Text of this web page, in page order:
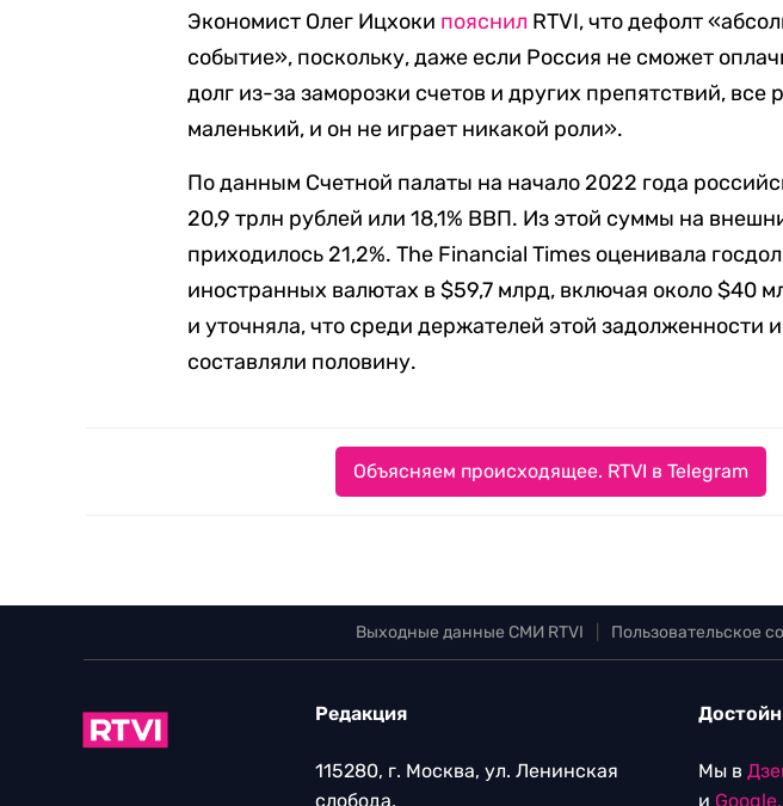
Экономист Олег Ицхоки пояснил RTVI, что дефолт
событие», поскольку, даже если Россия не сможет
долг из-за заморозки счетов и других препятствий, все
маленький, и он не играет никакой роли».
По данным Счетной палаты на начало 2022 года
20,9 трлн рублей или 18,1% ВВП. Из этой суммы на
приходилось 21,2%. The Financial Times оценивала
иностранных валютах в $59,7 млрд, включая около $40
и уточняла, что среди держателей этой задолженности
составляли половину.
Объясняем происходящее. RTVI в Telegram
Выходные данные СМИ RTVI Пользовательское
Редакция
115280, г. Москва, ул. Ленинская
слобода,
Мы в
и